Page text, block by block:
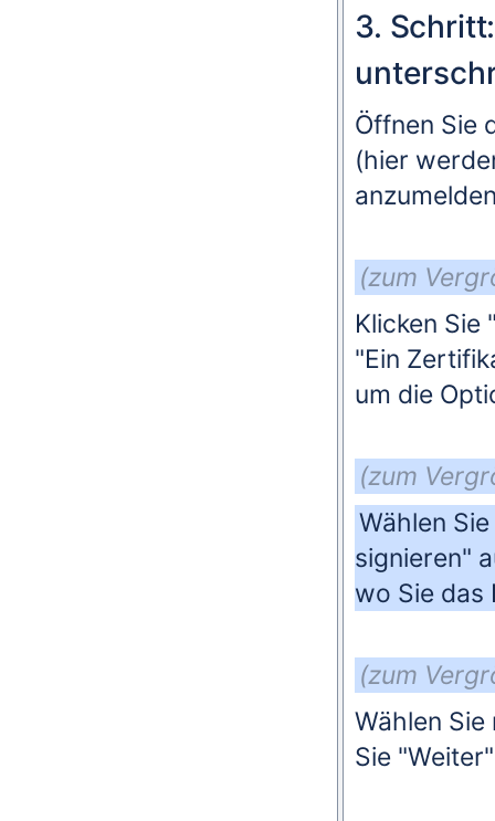
3.
Öffnen Sie
(hier
(zum
Klicken Sie
"Ein
um die
(zum
Wählen
signieren"
wo Sie das
(zum
Wählen
Sie